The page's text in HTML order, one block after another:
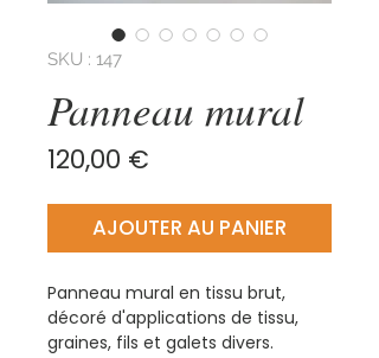
SKU : 147
Panneau mural
120,00 €
AJOUTER AU PANIER
Panneau mural en tissu brut,
décoré d'applications de tissu,
graines, fils et galets divers.